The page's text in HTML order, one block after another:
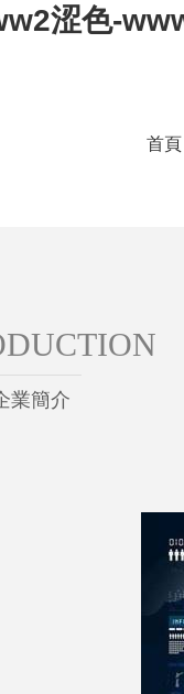
涩色-
首頁
業簡介